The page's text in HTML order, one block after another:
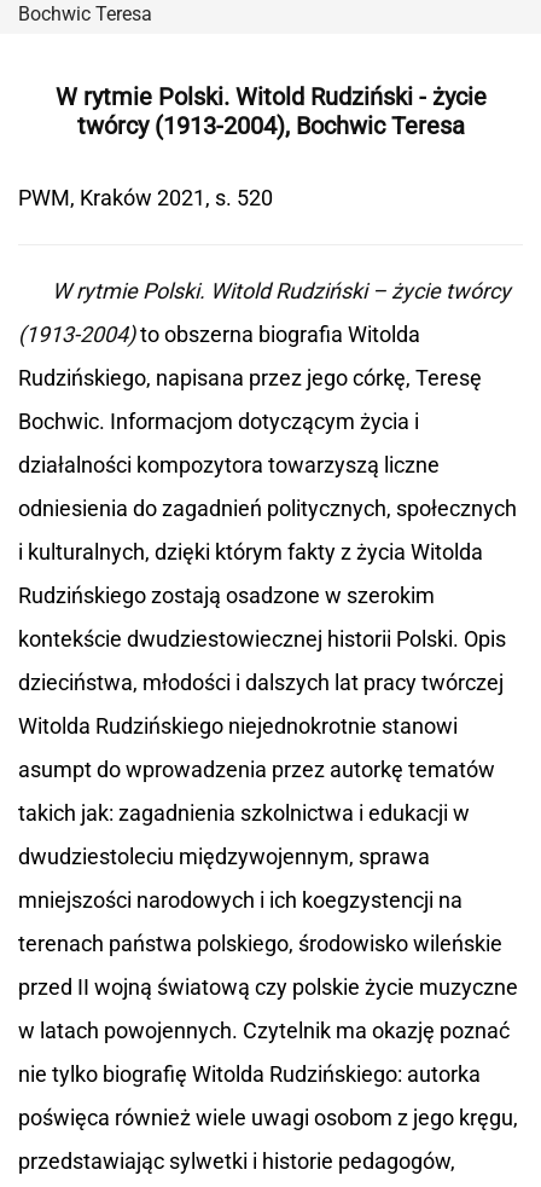
Bochwic Teresa
W rytmie Polski. Witold Rudziński - życie
twórcy (1913-2004), Bochwic Teresa
PWM, Kraków 2021, s. 520
W rytmie Polski. Witold Rudziński – życie twórcy
(1913-2004)to obszerna biografia Witolda
Rudzińskiego, napisana przez jego córkę, Teresę
Bochwic. Informacjom dotyczącym życia i
działalności kompozytora towarzyszą liczne
odniesienia do zagadnień politycznych, społecznych
i kulturalnych, dzięki którym fakty z życia Witolda
Rudzińskiego zostają osadzone w szerokim
kontekście dwudziestowiecznej historii Polski. Opis
dzieciństwa, młodości i dalszych lat pracy twórczej
Witolda Rudzińskiego niejednokrotnie stanowi
asumpt do wprowadzenia przez autorkę tematów
takich jak: zagadnienia szkolnictwa i edukacji w
dwudziestoleciu międzywojennym, sprawa
mniejszości narodowych i ich koegzystencji na
terenach państwa polskiego, środowisko wileńskie
przed II wojną światową czy polskie życie muzyczne
w latach powojennych. Czytelnik ma okazję poznać
nie tylko biografię Witolda Rudzińskiego: autorka
poświęca również wiele uwagi osobom z jego kręgu,
przedstawiając sylwetki i historie pedagogów,